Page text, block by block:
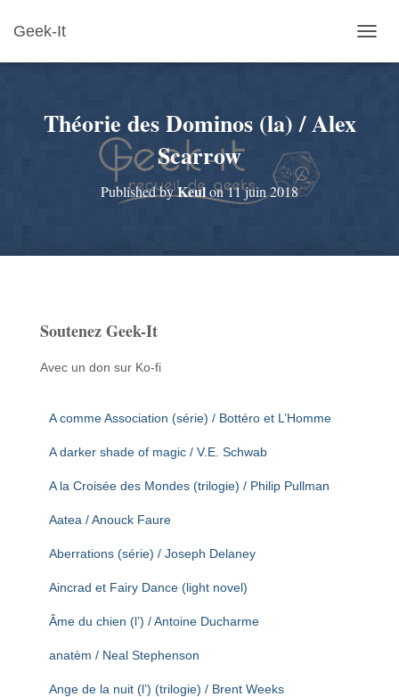
Geek-It
U
Théorie des Dominos (la) / Alex
Scarrow
Published byKeulon11 juin 2018
Soutenez Geek-It
Avec un don sur Ko-fi
A comme Association (série) / Bottéro et L’Homme
A darker shade of magic / V.E. Schwab
A la Croisée des Mondes (trilogie) / Philip Pullman
Aatea / Anouck Faure
Aberrations (série) / Joseph Delaney
Aincrad et Fairy Dance (light novel)
Âme du chien (l’) / Antoine Ducharme
anatèm / Neal Stephenson
Ange de la nuit (l’) (trilogie) / Brent Weeks